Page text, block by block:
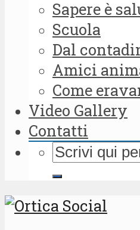
Sapere è
Scuola
Dal
Amici
Come
Video Gallery
Contatti